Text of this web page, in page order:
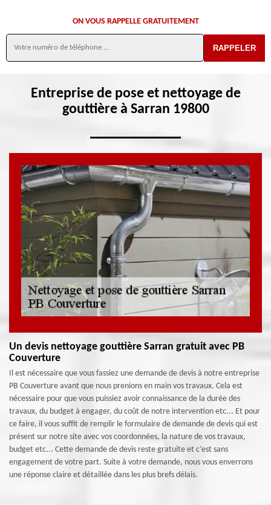
ON VOUS RAPPELLE GRATUITEMENT
Entreprise de pose et nettoyage de
gouttière à Sarran 19800
Un devis nettoyage gouttière Sarran gratuit avec PB
Couverture
Il est nécessaire que vous fassiez une demande de devis à notre entreprise
PB Couverture avant que nous prenions en main vos travaux. Cela est
nécessaire pour que vous puissiez avoir connaissance de la durée des
travaux, du budget à engager, du coût de notre intervention etc... Et pour
ce faire, il vous suffit de remplir le formulaire de demande de devis qui est
présent sur notre site avec vos coordonnées, la nature de vos travaux,
budget etc... Cette demande de devis reste gratuite et c’est sans
engagement de votre part. Suite à votre demande, nous vous enverrons
une réponse claire et détaillée dans les plus brefs délais.